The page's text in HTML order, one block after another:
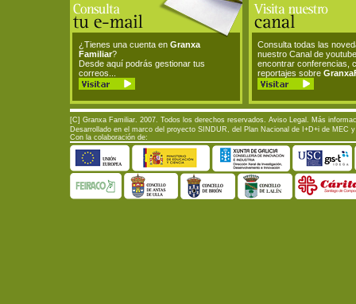
¿Tienes una cuenta en Granxa
Familiar?
Desde aquí podrás gestionar tus
correos...
Consulta todas las
nuestro Canal de
encontrar conferencias,
reportajes sobre
[C] Granxa Familiar. 2007. Todos los derechos reservados. Aviso Legal . Más
Desarrollado en el marco del proyecto SINDUR, del Plan Nacional de I+D+i de MEC
Con la colaboración de: